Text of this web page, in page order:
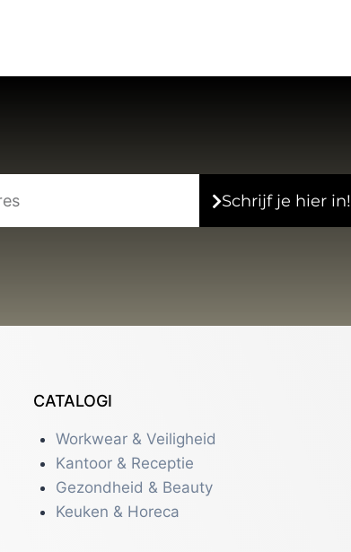
Schrijf je hier in!
CATALOGI
Workwear & Veiligheid
Kantoor & Receptie
Gezondheid & Beauty
Keuken & Horeca